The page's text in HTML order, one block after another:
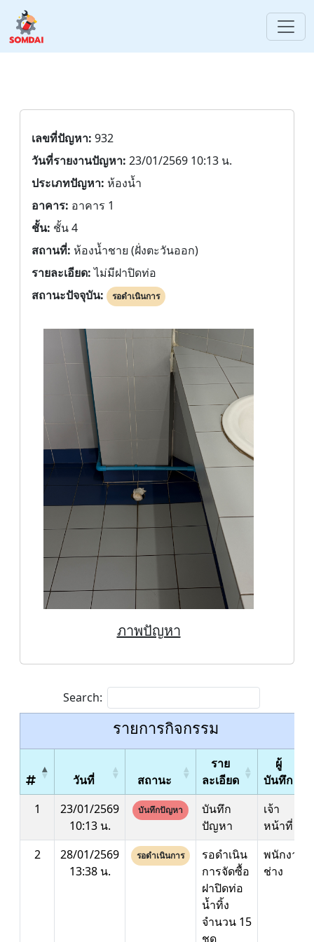
เลขที่ปัญหา: 932
วันที่รายงานปัญหา: 23/01/2569 10:13 น.
ประเภทปัญหา: ห้องน้ำ
อาคาร: อาคาร 1
ชั้น: ชั้น 4
สถานที่: ห้องน้ำชาย (ฝั่งตะวันออก)
รายละเอียด:ไม่มีฝาปิดท่อ
สถานะปัจจุบัน:
รอดำเนินการ
ภาพปัญหา
Search:
รายการกิจกรรม
วันที่ สถานะ
ราย
ละเอียด
ผู้
บันทึก
1
23/01/2569
10:13 น.
บันทึกปัญหา
บันทึก
ปัญหา
เจ้า
หน้าที่
2
28/01/2569
13:38 น.
รอดำเนินการ
รอดำเนิน
การจัดซื้อ
ฝาปิดท่อ
น้ำทิ้ง
จำนวน 15
ชุด
พนักงาน
ช่าง